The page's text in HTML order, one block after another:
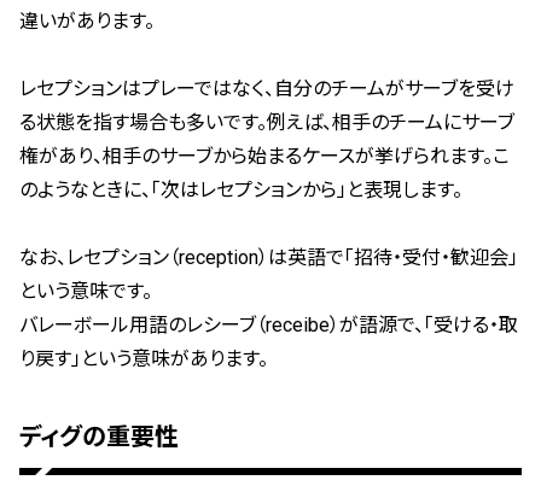
違いがあります。
レセプションはプレーではなく、自分のチームがサーブを受け
る状態を指す場合も多いです。例えば、相手のチームにサーブ
権があり、相手のサーブから始まるケースが挙げられます。こ
のようなときに、「次はレセプションから」と表現します。
なお、レセプション（reception）は英語で「招待・受付・歓迎会」
という意味です。
バレーボール用語のレシーブ（receibe）が語源で、「受ける・取
り戻す」という意味があります。
ディグの重要性